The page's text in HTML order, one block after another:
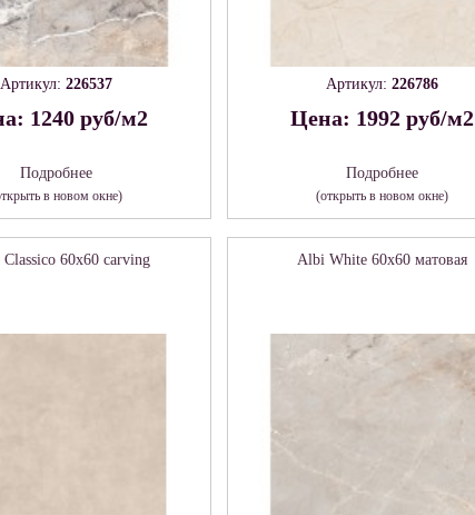
Артикул:226537
1240 руб/м2
Подробнее
в новом окне)
Артикул: 226786
Цена: 1992 руб/м2
Подробнее
(открыть в новом окне)
Classico 60х60 carving Albi White 60х60 матовая